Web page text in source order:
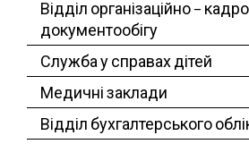
Відділ організаційно –
документообігу
Служба у справах дітей
Медичні заклади
Відділ бухгалтерського